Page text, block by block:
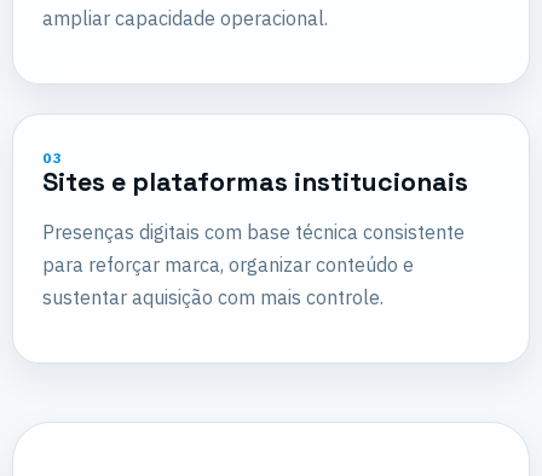
ampliar capacidade operacional.
03
Sites e plataformas institucionais
Presenças digitais com base técnica consistente
para reforçar marca, organizar conteúdo e
sustentar aquisição com mais controle.